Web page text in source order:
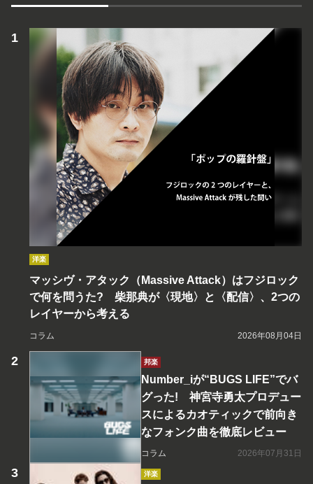
洋楽
マッシヴ・アタック（Massive Attack）はフジロック
で何を問うた? 柴那典が〈現地〉と〈配信〉、2つの
レイヤーから考える
コラム 2026年08月04日
邦楽
Number_iが“BUGS LIFE”でバ
グった! 神宮寺勇太プロデュー
スによるカオティックで前向き
なフォンク曲を徹底レビュー
コラム 2026年07月31日
洋楽